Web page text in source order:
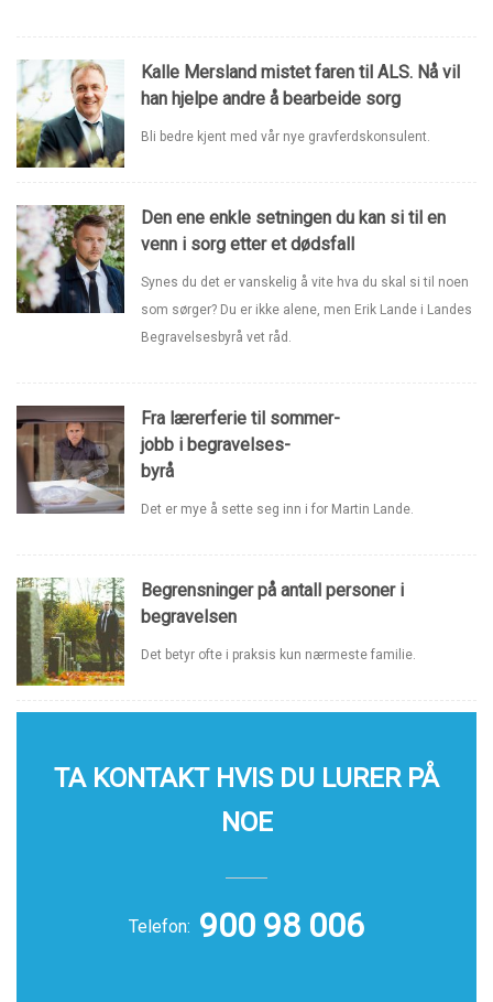
Kalle Mersland mistet faren til ALS. Nå vil
han hjelpe andre å bearbeide sorg
Bli bedre kjent med vår nye gravferdskonsulent.
Den ene enkle setningen du kan si til en
venn i sorg etter et dødsfall
Synes du det er vanskelig å vite hva du skal si til noen
som sørger? Du er ikke alene, men Erik Lande i Landes
Begravelsesbyrå vet råd.
Fra lærerferie til sommer-
jobb i begravelses-
byrå
Det er mye å sette seg inn i for Martin Lande.
Begrensninger på antall personer i
begravelsen
Det betyr ofte i praksis kun nærmeste familie.
TA KONTAKT HVIS DU LURER PÅ
NOE
Telefon: 900 98 006